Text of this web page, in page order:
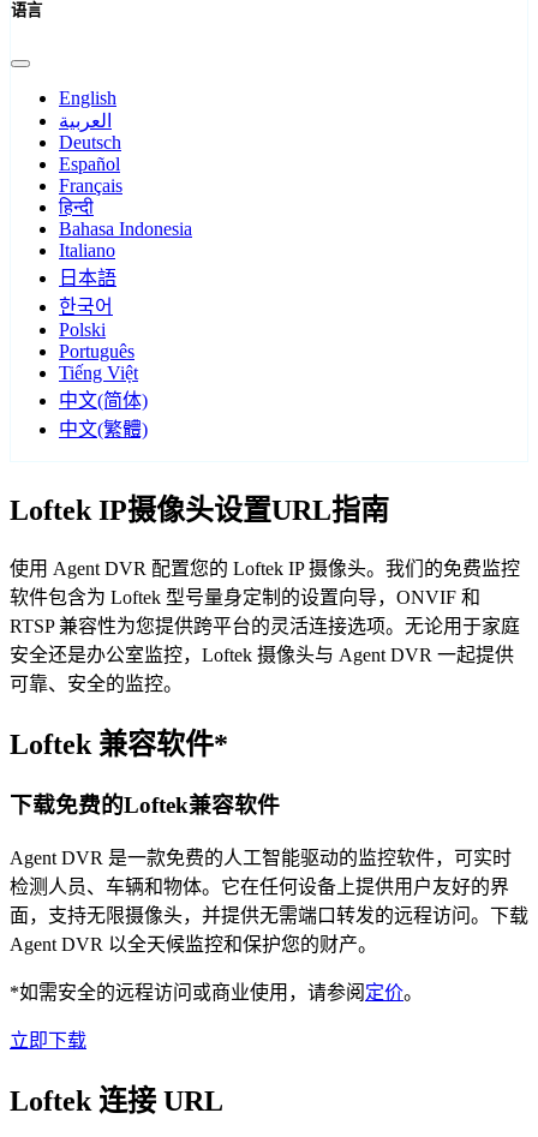
语言
English
العربية
Deutsch
Español
Français
हिन्दी
Bahasa Indonesia
Italiano
日本語
한국어
Polski
Português
Tiếng Việt
中文(简体)
中文(繁體)
Loftek IP摄像头设置URL指南
使用 Agent DVR 配置您的 Loftek IP 摄像头。我们的免费监控
软件包含为 Loftek 型号量身定制的设置向导，ONVIF 和
RTSP 兼容性为您提供跨平台的灵活连接选项。无论用于家庭
安全还是办公室监控，Loftek 摄像头与 Agent DVR 一起提供
可靠、安全的监控。
Loftek 兼容软件*
下载免费的Loftek兼容软件
Agent DVR 是一款免费的人工智能驱动的监控软件，可实时
检测人员、车辆和物体。它在任何设备上提供用户友好的界
面，支持无限摄像头，并提供无需端口转发的远程访问。下载
Agent DVR 以全天候监控和保护您的财产。
*如需安全的远程访问或商业使用，请参阅 定价。
立即下载
Loftek 连接 URL